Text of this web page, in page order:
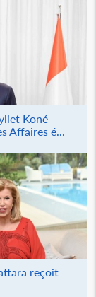
Koné
Affaires é...
reçoit